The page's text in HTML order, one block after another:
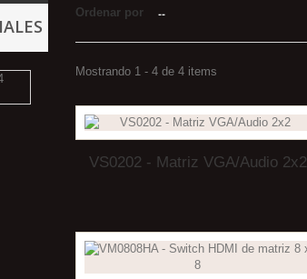
VM8604
Placa
salida
escalador
VM8604
Ordenar por --
Mostrando 1 - 4 de 4 items
VS0202 - Matriz VGA/Audio 2x2